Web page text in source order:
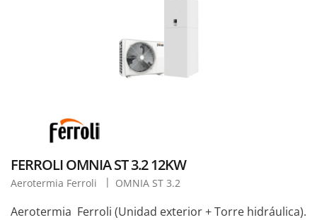
FERROLI OMNIA ST 3.2 12KW
Aerotermia Ferroli OMNIA ST 3.2
Aerotermia Ferroli (Unidad exterior + Torre hidráulica).